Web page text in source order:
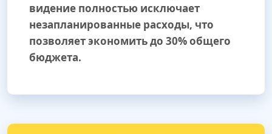
видение полностью исключает
незапланированные расходы, что
позволяет экономить до 30% общего
бюджета.